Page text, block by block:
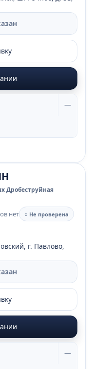
—
Дробеструйная
нет
○ Не проверена
г. Павлово,
—